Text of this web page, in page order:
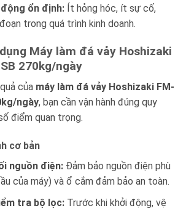
ổn định:Ít hỏng hóc, ít sự cố,
trong quá trình kinh doanh.
Máy làm đá vảy Hoshizaki
270kg/ngày
của máy làm đá vảy Hoshizaki FM-
ngày, bạn cần vận hành đúng quy
điểm quan trọng.
cơ bản
nguồn điện:Đảm bảo nguồn điện phù
của máy) và ổ cắm đảm bảo an toàn.
tra bộ lọc:Trước khi khởi động, vệ